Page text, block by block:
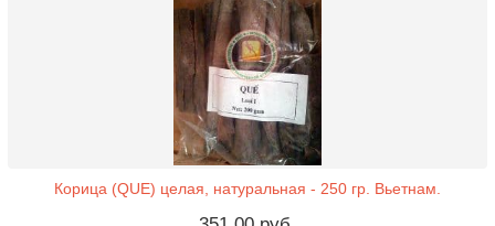
Корица (QUE) целая, натуральная - 250 гр. Вьетнам.